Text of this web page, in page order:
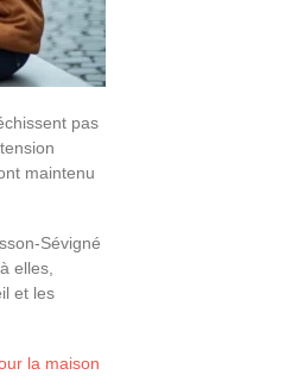
pas
maintenu
Sévigné
elles,
et les
la maison